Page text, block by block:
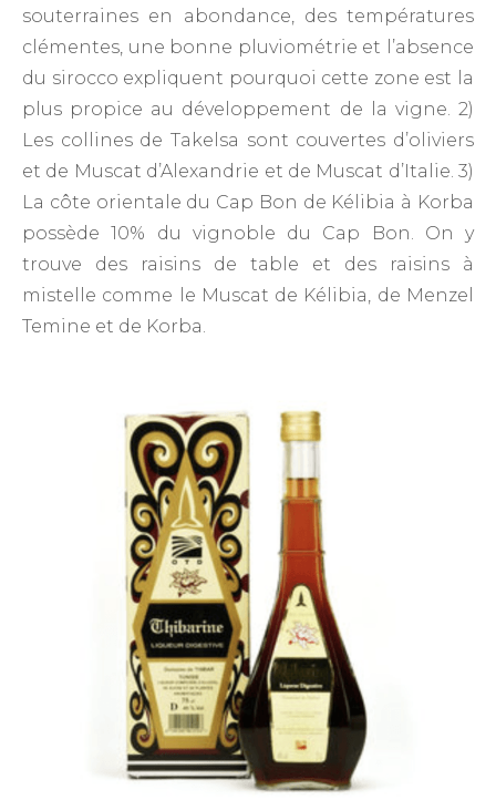
souterraines en abondance, des températures
clémentes, une bonne pluviométrie et l’absence
du sirocco expliquent pourquoi cette zone est la
plus propice au développement de la vigne. 2)
Les collines de Takelsa sont couvertes d’oliviers
et de Muscat d’Alexandrie et de Muscat d’Italie. 3)
La côte orientale du Cap Bon de Kélibia à Korba
possède 10% du vignoble du Cap Bon. On y
trouve des raisins de table et des raisins à
mistelle comme le Muscat de Kélibia, de Menzel
Temine et de Korba.